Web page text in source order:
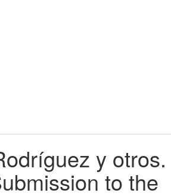
y otros.
to the